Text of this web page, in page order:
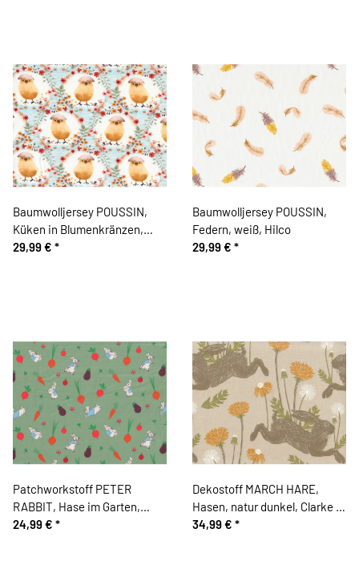
Baumwolljersey POUSSIN,
Küken in Blumenkränzen,
hellblau meliert, Hilco
29,99 € *
Baumwolljersey POUSSIN,
Federn, weiß, Hilco
29,99 € *
Patchworkstoff PETER
RABBIT, Hase im Garten,
grün, Beatrix Potter
24,99 € *
Dekostoff MARCH HARE,
Hasen, natur dunkel, Clarke &
Clarke
34,99 € *